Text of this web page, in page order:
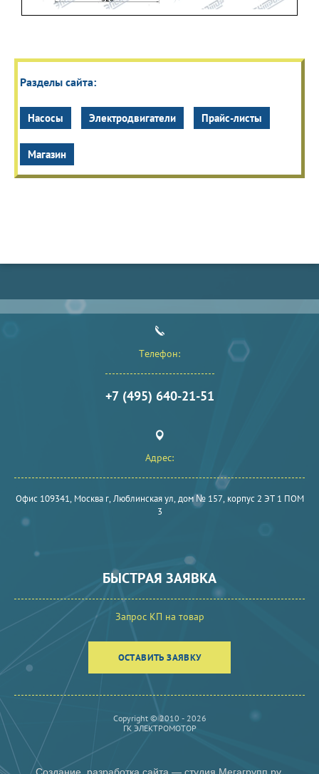
Разделы сайта:
Насосы Электродвигатели Прайс-листы
Магазин
Телефон:
+7 (495) 640-21-51
Адрес:
Офиc 109341, Москва г, Люблинская ул, дом № 157, корпус 2 ЭТ 1 ПОМ
3
БЫСТРАЯ ЗАЯВКА
Запрос КП на товар
ОСТАВИТЬ ЗАЯВКУ
Copyright © 2010 - 2026
ГК ЭЛЕКТРОМОТОР